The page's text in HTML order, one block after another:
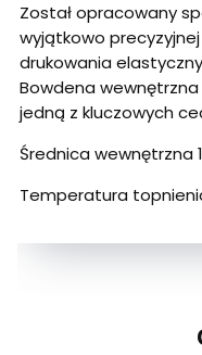
Został opracowany
wyjątkowo
drukowania
Bowdena
jedną z kluczowych
Średnica wewnętrzna
Temperatura